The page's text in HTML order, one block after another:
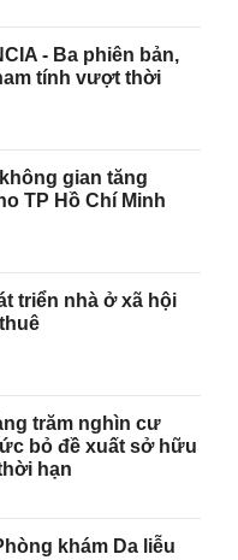
- Ba phiên bản,
tính vượt thời
gian tăng
TP Hồ Chí Minh
triển nhà ở xã hội
trăm nghìn cư
bỏ đề xuất sở hữu
hạn
khám Da liễu